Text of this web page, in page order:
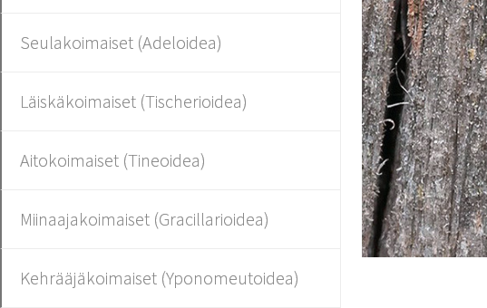
Seulakoimaiset (Adeloidea)
Läiskäkoimaiset (Tischerioidea)
Aitokoimaiset (Tineoidea)
Miinaajakoimaiset (Gracillarioidea)
Kehrääjäkoimaiset (Yponomeutoidea)